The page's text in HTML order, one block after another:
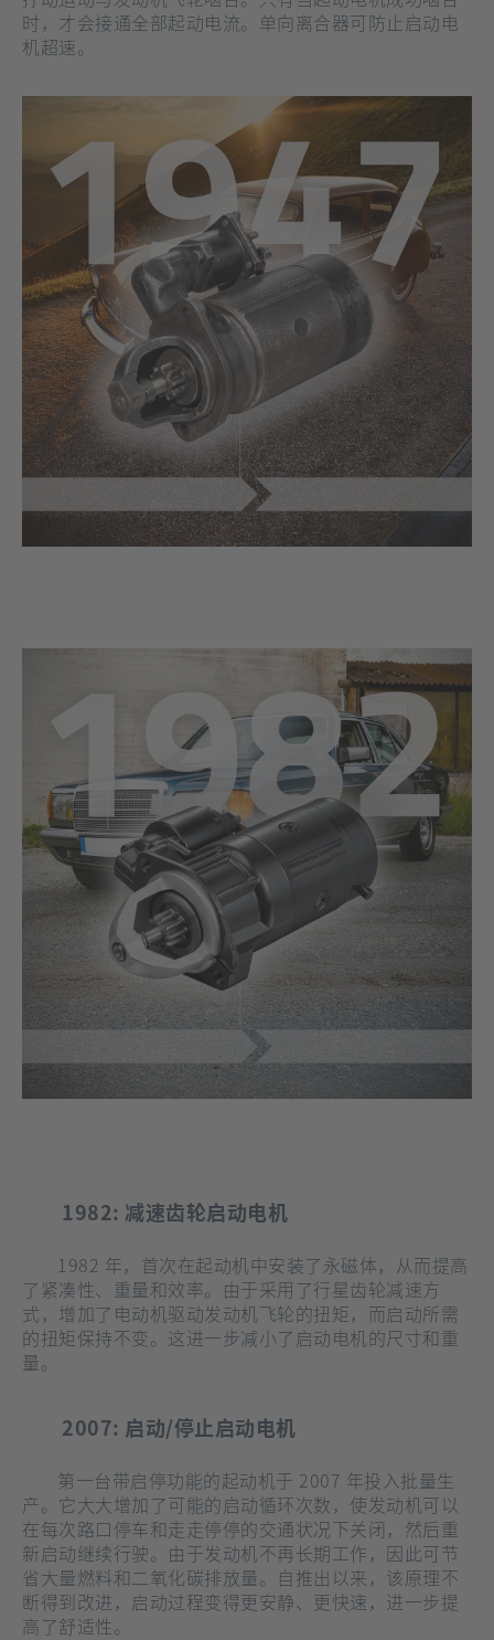
时，才会接通全部起动电流。单向离合器可防止启动电
机超速。
1982: 减速齿轮启动电机
1982 年，首次在起动机中安装了永磁体，从而提高
了紧凑性、重量和效率。由于采用了行星齿轮减速方
式，增加了电动机驱动发动机飞轮的扭矩，而启动所需
的扭矩保持不变。这进一步减小了启动电机的尺寸和重
量。
2007: 启动/停止启动电机
第一台带启停功能的起动机于 2007 年投入批量生
产。它大大增加了可能的启动循环次数，使发动机可以
在每次路口停车和走走停停的交通状况下关闭，然后重
新启动继续行驶。由于发动机不再长期工作，因此可节
省大量燃料和二氧化碳排放量。自推出以来，该原理不
断得到改进，启动过程变得更安静、更快速，进一步提
高了舒适性。